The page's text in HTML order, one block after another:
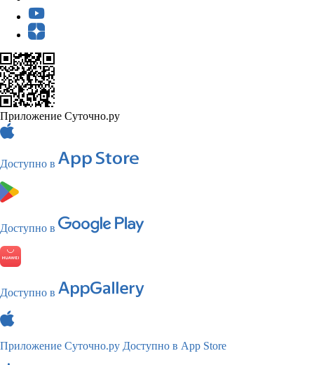
Приложение Суточно.ру
Доступно в
Доступно в
Доступно в
Приложение Суточно.ру Доступно в App Store